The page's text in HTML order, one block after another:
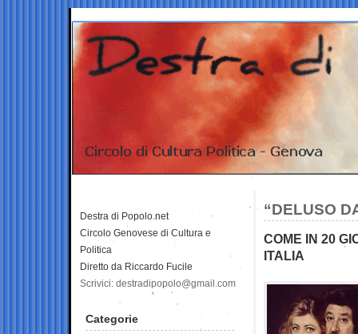
“DELUSO
COME IN 20
ITALIA
Destra di Popolo.net
Circolo Genovese di Cultura e
Politica
Diretto da Riccardo Fucile
Scrivici: destradipopolo@gmail.com
Categorie